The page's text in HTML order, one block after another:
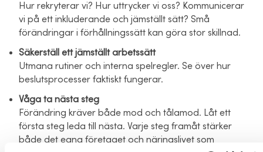
Hur rekryterar vi? Hur uttrycker vi oss? Kommunicerar
vi på ett inkluderande och jämställt sätt? Små
förändringar i förhållningssätt kan göra stor skillnad.
Säkerställ ett jämställt arbetssätt
Utmana rutiner och interna spelregler. Se över hur
beslutsprocesser faktiskt fungerar.
Våga ta nästa steg
Förändring kräver både mod och tålamod. Låt ett
första steg leda till nästa. Varje steg framåt stärker
både det egna företaget och näringslivet som